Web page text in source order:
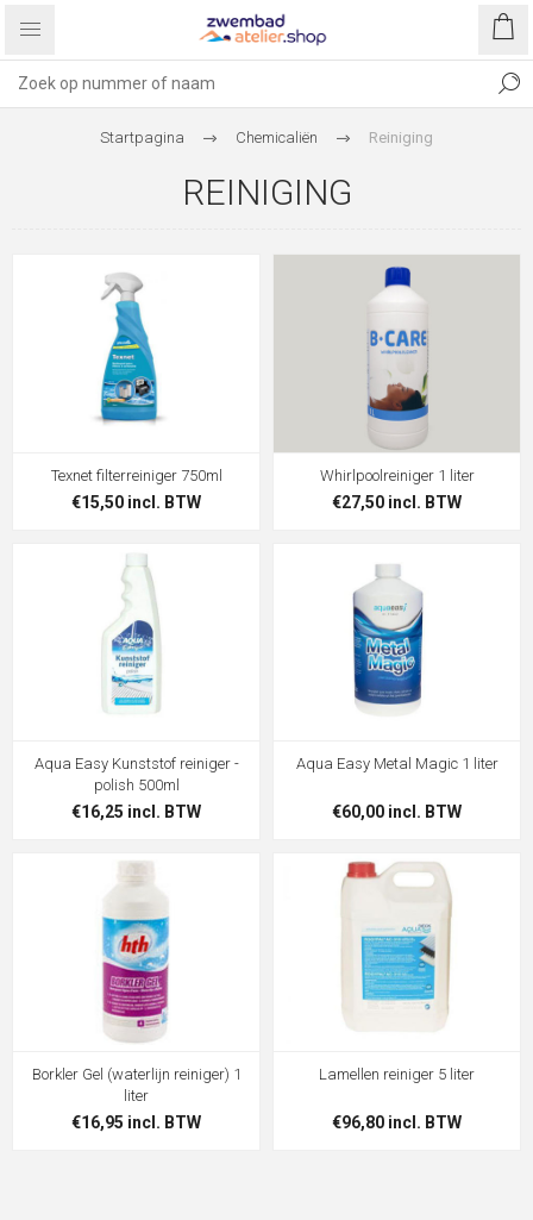
Startpagina Chemicaliën Reiniging
REINIGING
Texnet filterreiniger 750ml
€15,50 incl. BTW
Whirlpoolreiniger 1 liter
€27,50 incl. BTW
Aqua Easy Kunststof reiniger -
polish 500ml
€16,25 incl. BTW
Aqua Easy Metal Magic 1 liter
€60,00 incl. BTW
Borkler Gel (waterlijn reiniger) 1
liter
€16,95 incl. BTW
Lamellen reiniger 5 liter
€96,80 incl. BTW